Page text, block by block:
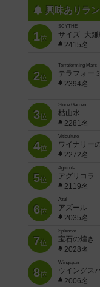
興味ありラ
1位
SCYTHE
サイズ -大
2415名
2位
Terraforming Mars
テラフォー
2394名
3位
Stone Garden
枯山水
2281名
4位
Viticulture
ワイナリー
2272名
5位
Agricola
アグリコラ
2119名
6位
Azul
アズール
2035名
7位
Splendor
宝石の煌き
2028名
8位
Wingspan
ウイングス
2006名